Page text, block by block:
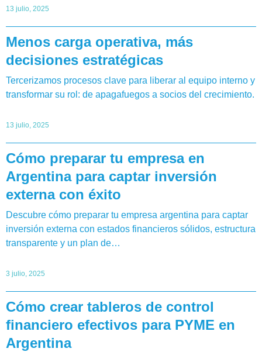
13 julio, 2025
Menos carga operativa, más
decisiones estratégicas
Tercerizamos procesos clave para liberar al equipo interno y
transformar su rol: de apagafuegos a socios del crecimiento.
13 julio, 2025
Cómo preparar tu empresa en
Argentina para captar inversión
externa con éxito
Descubre cómo preparar tu empresa argentina para captar
inversión externa con estados financieros sólidos, estructura
transparente y un plan de…
3 julio, 2025
Cómo crear tableros de control
financiero efectivos para PYME en
Argentina